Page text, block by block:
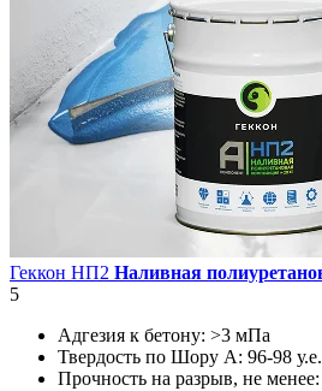
Геккон НП2 Наливная
5
Адгезия к бетону: >3 мПа
Твердость по Шору А: 96-98 у.е.
Прочность на разрыв, не менее: